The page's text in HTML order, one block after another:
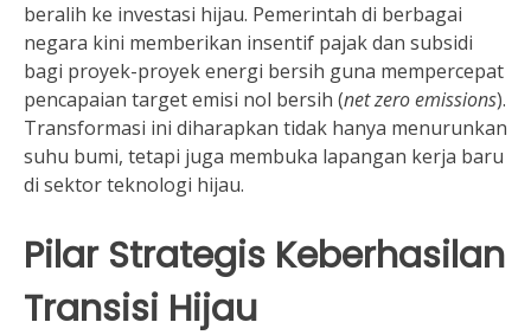
beralih ke investasi hijau. Pemerintah di berbagai
negara kini memberikan insentif pajak dan subsidi
bagi proyek-proyek energi bersih guna mempercepat
pencapaian target emisi nol bersih (net zero emissions).
Transformasi ini diharapkan tidak hanya menurunkan
suhu bumi, tetapi juga membuka lapangan kerja baru
di sektor teknologi hijau.
Pilar Strategis Keberhasilan
Transisi Hijau